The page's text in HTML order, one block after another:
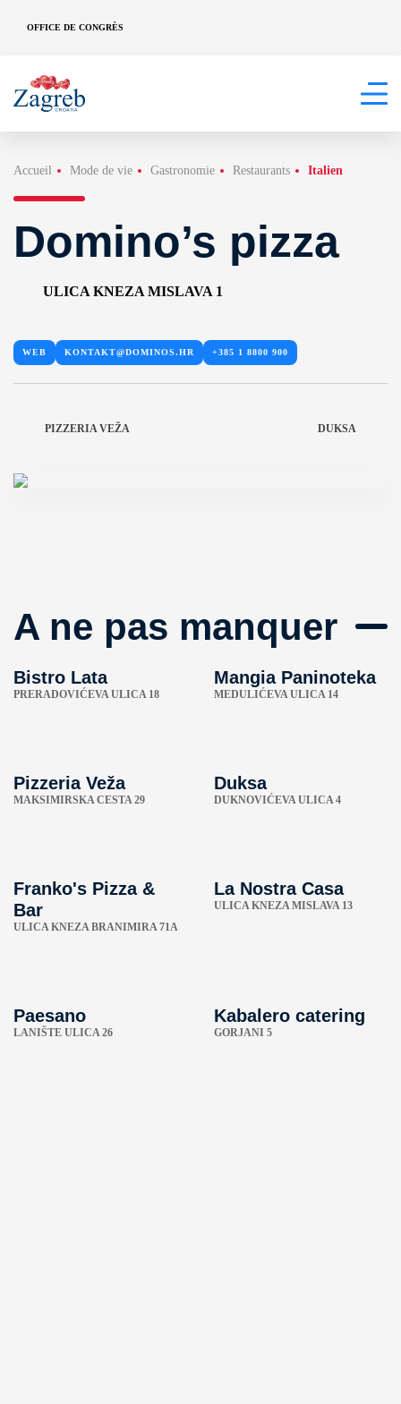
OFFICE DE CONGRÈS
Accueil Mode de vie Gastronomie Restaurants Italien
Domino’s pizza
ULICA KNEZA MISLAVA 1
WEB KONTAKT@DOMINOS.HR +385 1 8800 900
PIZZERIA VEŽA DUKSA
A ne pas manquer
Bistro Lata
PRERADOVIĆEVA ULICA 18
Mangia Paninoteka
MEDULIĆEVA ULICA 14
Pizzeria Veža
MAKSIMIRSKA CESTA 29
Duksa
DUKNOVIĆEVA ULICA 4
Franko's Pizza &
Bar
ULICA KNEZA BRANIMIRA 71A
La Nostra Casa
ULICA KNEZA MISLAVA 13
Paesano
LANIŠTE ULICA 26
Kabalero catering
GORJANI 5